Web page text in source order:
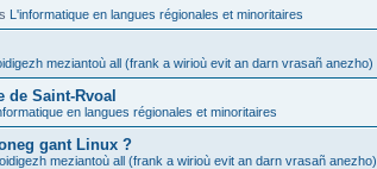
L'informatique en langues régionales et minoritaires
meziantoù all (frank a wirioù evit an darn vrasañ anezho)
Saint-Rvoal
en langues régionales et minoritaires
gant Linux ?
meziantoù all (frank a wirioù evit an darn vrasañ anezho)